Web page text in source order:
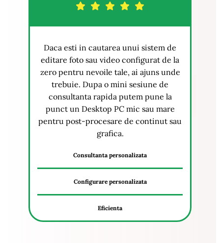
Daca esti in cautarea unui sistem de
editare foto sau video configurat de la
zero pentru nevoile tale, ai ajuns unde
trebuie. Dupa o mini sesiune de
consultanta rapida putem pune la
punct un Desktop PC mic sau mare
pentru post-procesare de continut sau
grafica.
Consultanta personalizata
Configurare personalizata
Eficienta